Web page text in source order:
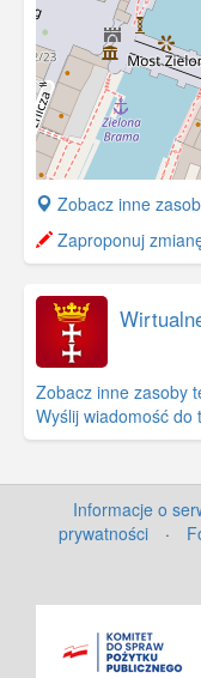
+
−
Zobacz inne
Zaproponuj
Zobacz inne zasoby
Wyślij wiadomość do
Informacje o
prywatności
·